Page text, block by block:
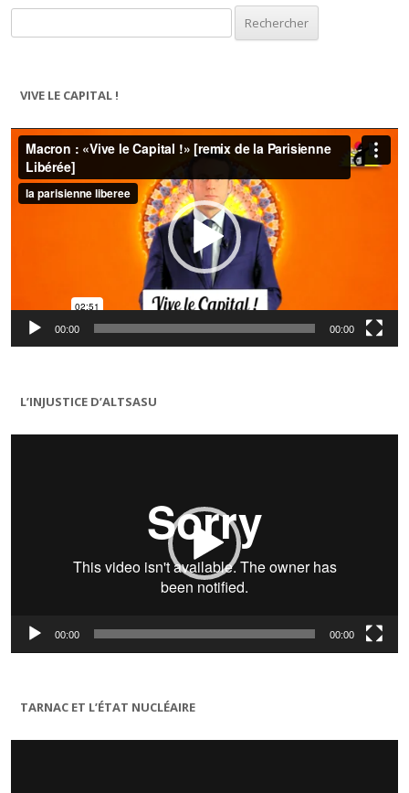
VIVE LE CAPITAL !
Lecteur
vidéo
00:00 00:00
L’INJUSTICE D’ALTSASU
Lecteur
00:00 00:00
TARNAC ET L’ÉTAT NUCLÉAIRE
Lecteur